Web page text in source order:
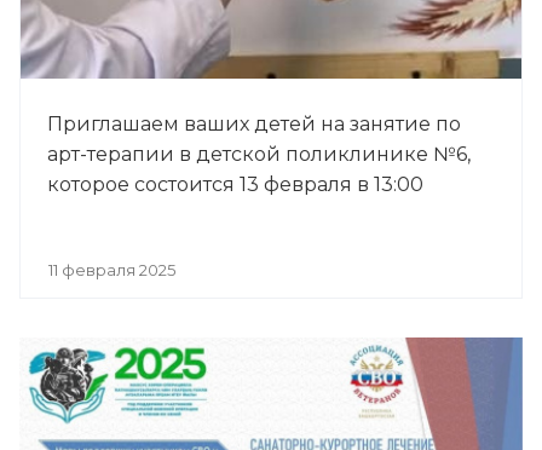
Приглашаем ваших детей на занятие по
арт-терапии в детской поликлинике №6,
которое состоится 13 февраля в 13:00
11 февраля 2025